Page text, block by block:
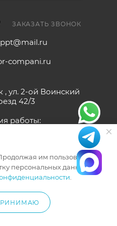
ЗАКАЗАТЬ ЗВОНОК
compani.ru
, ул. 2-ой Воинский
42/3
работы:
ИНН
1235400006600
TOR INDUSTRIES
им пользоваться,
персональных данных в